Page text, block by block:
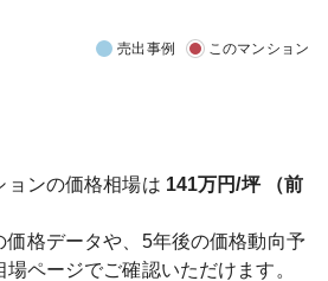
売出事例 このマンション
ョンの価格相場は 141万円/坪 （前
価格データや、5年後の価格動向予
場ページでご確認いただけます。